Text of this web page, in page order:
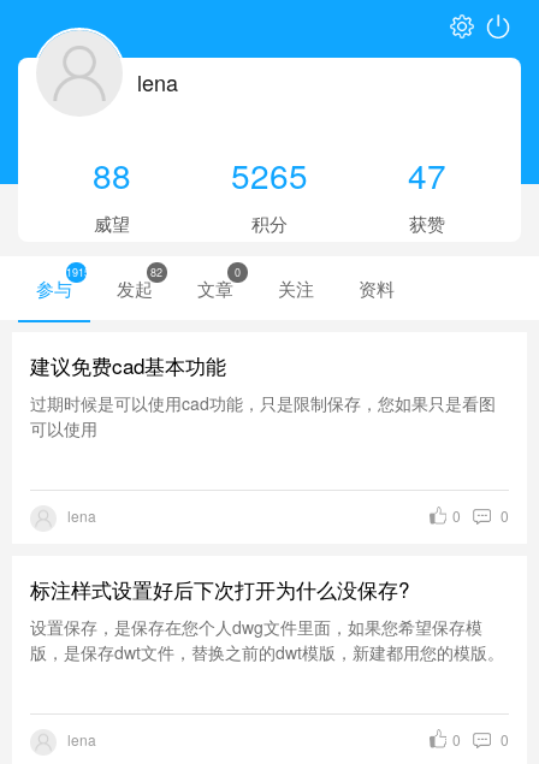
lena
88
威望
5265
积分
47
获赞
参与
1915
发起
82
文章
0
关注 资料
建议免费cad基本功能
过期时候是可以使用cad功能，只是限制保存，您如果只是看图
可以使用
lena 0
0
标注样式设置好后下次打开为什么没保存?
设置保存，是保存在您个人dwg文件里面，如果您希望保存模
版，是保存dwt文件，替换之前的dwt模版，新建都用您的模版。
lena 0
0